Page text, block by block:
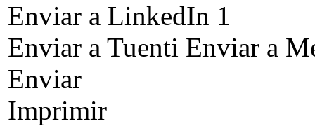
Enviar a LinkedIn 1
Enviar a Tuenti Enviar a
Enviar
Imprimir